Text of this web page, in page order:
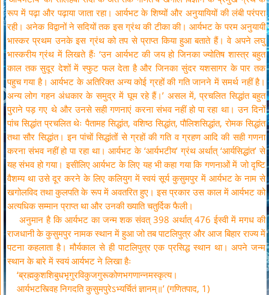
रूप में पढ़ा और पढ़ाया जाता रहा। आर्यभट के शिष्यों और अनुयायियों की लंबी परंपरा
रही। अनेक विद्वानों ने सदियों तक इस ग्रंथ की टीका की। आर्यभट के परम अनुयायी
भास्कर प्रथम उनके इस ग्रंथ को तप से प्राप्त किया हुआ बताते हैं। वे अपने लघु
भास्करीय ग्रंथ में लिखते हैंः ‘उन आर्यभट की जय हो जिनका ज्योतिष शास्त्र बहुत
काल तक सुदूर देशों में स्फुट फल देता है और जिनका सुंदर यशसागर के पार तक
पहुच गया है। आर्यभट के अतिरिक्त अन्य कोई ग्रहों की गति जानने में समर्थ नहीं है।
अन्य लोग गहन अंधकार के समुद्र में घूम रहे हैं।’ असल में, प्रचलित सिद्धांत बहुत
पुराने पड़ गए थे और उनसे सही गणनाएं करना संभव नहीं हो पा रहा था। उन दिनों
पांच सिद्धांत प्रचलित थेः पैतामह सिद्धांत, वशिष्ठ सिद्धांत, पौलिशसिद्धांत, रोमक सिद्धांत
तथा सौर सिद्धांत। इन पांचों सिद्धांतोंं से ग्रहों की गति व ग्रहण आदि की सही गणना
करना संभव नहीं हो पा रहा था। आर्यभट के ‘आर्यभटीय’ ग्रंथ अर्थात् ‘आर्यसिद्धांत’ से
यह संभव हो गया। इसीलिए आर्यभट के लिए यह भी कहा गया कि गणनाओं में जो दृष्टि
वैशम्य था उसे दूर करने के लिए कलियुग में स्वयं सूर्य कुसुमपुर में आर्यभट के नाम से
खगोलविद तथा कुलपति के रूप में अवतरित हुए। इस प्रकार उस काल में आर्यभट को
अत्यधिक सम्मान प्राप्त था और उनकी ख्याति चतुर्दिक फैली।
अनुमान है कि आर्यभट का जन्म शक संवत् 398 अर्थात् 476 ईस्वी में मगध की
राजधानी के कुसुमपुर नामक स्थान में हुआ जो तब पाटलिपुत्र और आज बिहार राज्य में
पटना कहलाता है। मौर्यकाल से ही पाटलिपुत्र एक प्रसिद्ध स्थान था। अपने जन्म
स्थान के बारे में स्वयं आर्यभट ने लिखा हैः
‘ब्रह्मकुशशिबुधभृगुरविकुजगुरूकोणभगणान्नमस्कृत्य।
आर्यभटस्त्विह निगदति कुसुमपुरेऽभ्यर्चितं ज्ञानम्॥’ (गणितपाद, 1)